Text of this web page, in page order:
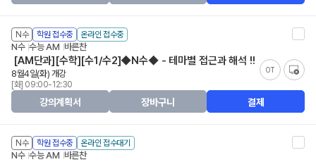
N수 학원 접수중 온라인 접수중
N수 수능 AM 바른찬
[AM단과][수학][수1/수2]◆N수◆ - 테마별 접근과 해석 !!
OT
8월4일(화) 개강
[화] 09:00-12:30
강의계획서 장바구니 결제
N수 학원 접수중 온라인 접수대기
N수 수능 AM 바른찬